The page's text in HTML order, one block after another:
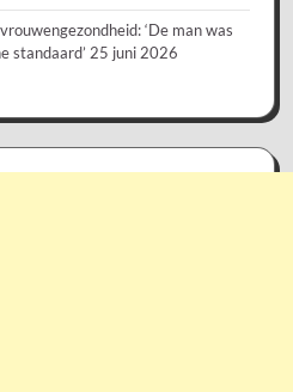
‘De man was
standaard’ 25 juni 2026